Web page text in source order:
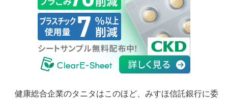
健康総合企業のタニタはこのほど、みすほ信託銀行に委